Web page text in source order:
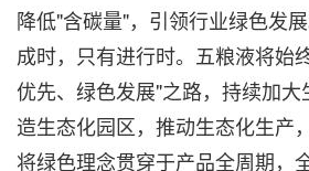
降低"含碳量"，引领行业绿色发
成时，只有进行时。五粮液将始
优先、绿色发展"之路，持续加
造生态化园区，推动生态化生产
将绿色理念贯穿于产品全周期，